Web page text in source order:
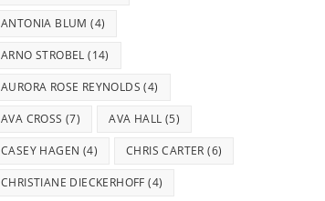
ANTONIA BLUM (4)
ARNO STROBEL (14)
AURORA ROSE REYNOLDS (4)
AVA CROSS (7) AVA HALL (5)
CASEY HAGEN (4) CHRIS CARTER (6)
CHRISTIANE DIECKERHOFF (4)